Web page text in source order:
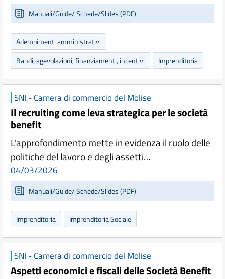
Manuali/Guide/ Schede/Slides (PDF)
Adempimenti amministrativi
Bandi, agevolazioni, finanziamenti, incentivi
Imprenditoria
SNI - Camera di commercio del Molise
Il recruiting come leva strategica per le società
benefit
L'approfondimento mette in evidenza il ruolo delle
politiche del lavoro e degli assetti…
04/03/2026
Manuali/Guide/ Schede/Slides (PDF)
Imprenditoria Imprenditoria Sociale
SNI - Camera di commercio del Molise
Aspetti economici e fiscali delle Società Benefit